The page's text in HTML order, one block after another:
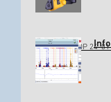
GEPLAATST OP 24-